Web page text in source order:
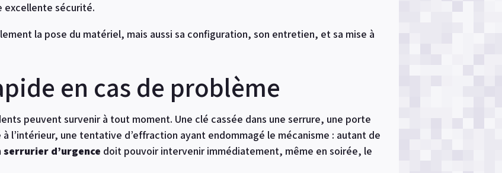
excellente sécurité.
la pose du matériel, mais aussi sa configuration, son entretien, et sa mise à
en cas de problème
peuvent survenir à tout moment. Une clé cassée dans une serrure, une porte
l’intérieur, une tentative d’effraction ayant endommagé le mécanisme : autant de
serrurier d’urgence doit pouvoir intervenir immédiatement, même en soirée, le